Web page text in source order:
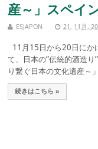
産～」スペイ
ESJAPON 21, 11月,
11月15日から20日にか
て、日本の”伝統的酒造
り繋ぐ日本の文化遺産
続きはこちら »